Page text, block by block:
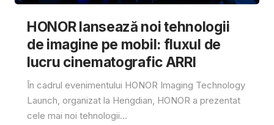
HONOR lansează noi tehnologii
de imagine pe mobil: fluxul de
lucru cinematografic ARRI
În cadrul evenimentului HONOR Imaging Technology
Launch, organizat la Hengdian, HONOR a prezentat
cele mai noi tehnologii...